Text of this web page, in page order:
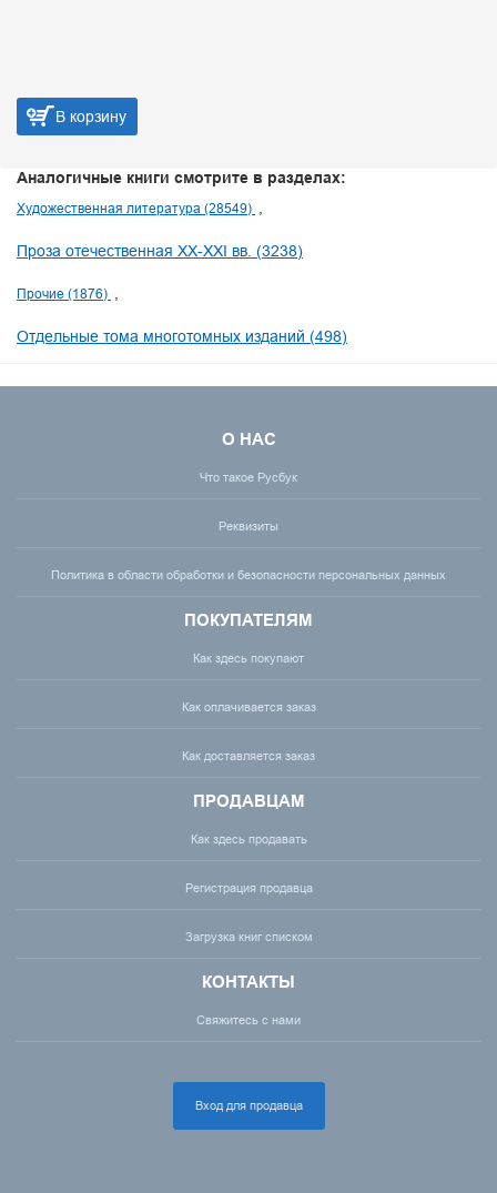
В корзину
Аналогичные книги смотрите в разделах:
Художественная литература (28549)
Проза отечественная XX-XXI вв. (3238)
Прочие (1876)
Отдельные тома многотомных изданий (498)
О НАС
Что такое Русбук
Реквизиты
Политика в области обработки и безопасности персональных данных
ПОКУПАТЕЛЯМ
Как здесь покупают
Как оплачивается заказ
Как доставляется заказ
ПРОДАВЦАМ
Как здесь продавать
Регистрация продавца
Загрузка книг списком
КОНТАКТЫ
Свяжитесь с нами
Вход для продавца